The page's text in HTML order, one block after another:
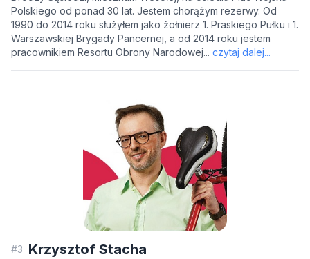
Polskiego od ponad 30 lat. Jestem chorążym rezerwy. Od
1990 do 2014 roku służyłem jako żołnierz 1. Praskiego Pułku i 1.
Warszawskiej Brygady Pancernej, a od 2014 roku jestem
pracownikiem Resortu Obrony Narodowej... czytaj dalej...
#3 Krzysztof Stacha